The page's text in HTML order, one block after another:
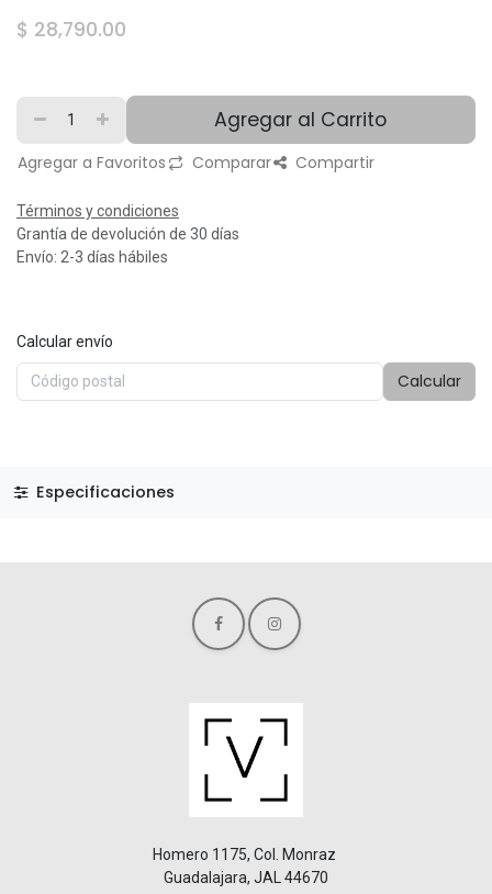
$ 28,790.00
Agregar al Carrito
Agregar a Favoritos Comparar Compartir
Términos y condiciones
Grantía de devolución de 30 días
Envío: 2-3 días hábiles
Calcular envío
Calcular
Especificaciones
Homero 1175, Col. Monraz
Guadalajara, JAL 44670